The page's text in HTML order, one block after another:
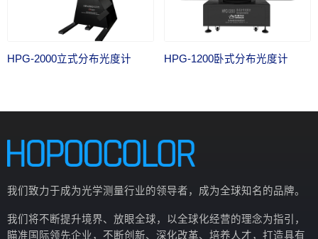
HPG-2000立式分布光度计 HPG-1200卧式分布光度计
我们致力于成为光学测量行业的领导者，成为全球知名的品牌。
我们将不断提升境界、放眼全球，以全球化经营的理念为指引，
瞄准国际领先企业，不断创新、深化改革、培养人才，打造具有